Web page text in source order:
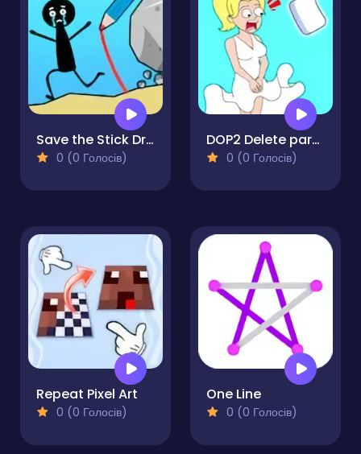
Save the Stick Draw Line
0 (0 Голосів)
DOP2 Delete part in Love Story
0 (0 Голосів)
Repeat Pixel Art
0 (0 Голосів)
One Line
0 (0 Голосів)